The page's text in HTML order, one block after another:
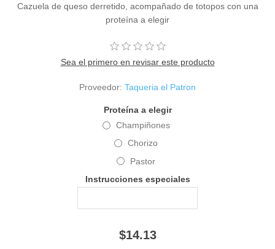
Cazuela de queso derretido, acompañado de totopos con una
proteína a elegir
Sea el primero en revisar este producto
Proveedor: Taqueria el Patron
Proteína a elegir
Champiñones
Chorizo
Pastor
Instrucciones especiales
$14.13